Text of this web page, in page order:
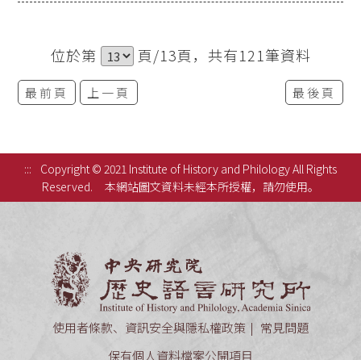
位於第 頁/13頁，共有121筆資料
最前頁 上一頁 最後頁
:::
Copyright © 2021 Institute of History and Philology All Rights
Reserved.
本網站圖文資料未經本所授權，請勿使用。
使用者條款、資訊安全與隱私權政策
常見問題
保有個人資料檔案公開項目